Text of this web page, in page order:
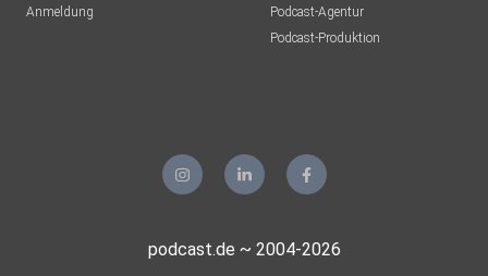
Anmeldung
Podcast-Agentur
Podcast-Produktion
podcast.de ~ 2004-2026